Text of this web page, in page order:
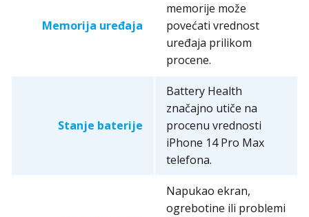
Memorija uređaja
memorije može
povećati vrednost
uređaja prilikom
procene.
Stanje baterije
Battery Health
značajno utiče na
procenu vrednosti
iPhone 14 Pro Max
telefona.
Napukao ekran,
ogrebotine ili problemi